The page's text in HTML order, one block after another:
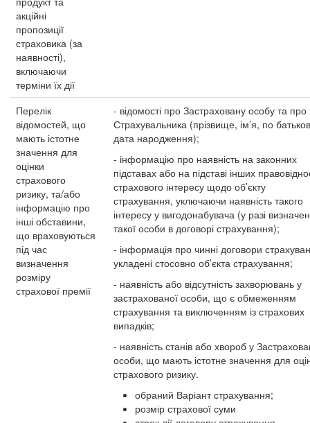
акційні
пропозиції
страховика (за
наявності),
включаючи
терміни їх дії
Перелік
відомостей, що
мають істотне
значення для
оцінки
страхового
ризику, та/або
інформацію про
інші обставини,
що враховуються
під час
визначення
розміру
страхової премії
- відомості про Застраховану особу та про
Страхувальника (прізвище, ім’я, по
дата народження);
- інформацію про наявність на законних
підставах або на підставі інших
страхового інтересу щодо об’єкту
страхування, уключаючи наявність такого
інтересу у вигодонабувача (у разі
такої особи в договорі страхування);
- інформація про чинні договори
укладені стосовно об’єкта страхування;
- наявність або відсутність захворювань у
застрахованої особи, що є обмеженням
страхування та виключенням із страхових
випадків;
- наявність станів або хвороб у
особи, що мають істотне значення для
страхового ризику.
обраний Варіант страхування;
розмір страхової суми